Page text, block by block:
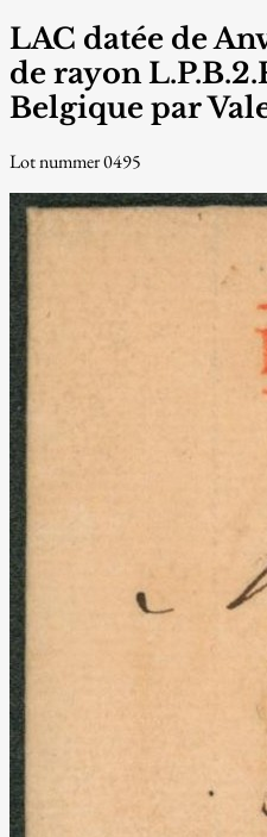
LAC datée de
de rayon
Belgique par
Lot nummer 0495